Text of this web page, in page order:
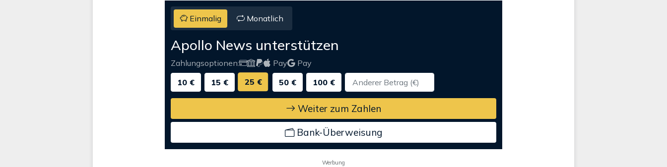
Einmalig Monatlich
Apollo News unterstützen
Zahlungsoptionen: Pay
Pay
10 €
15 € 25 € 50 € 100 €
Weiter zum Zahlen
Bank-Überweisung
Werbung